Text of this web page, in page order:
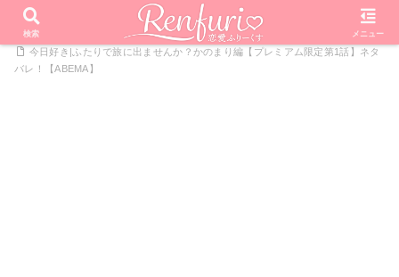
PR
ホーム 恋愛リアリティーショー
今日好きになりました
今日好き|ふたりで旅に出ませんか？かのまり編【プレミアム限定第1話】ネタ
バレ！【ABEMA】
検索 メニュー